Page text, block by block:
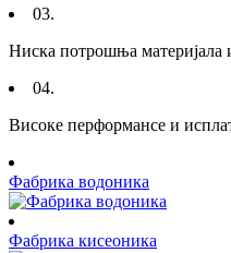
03.
Ниска потрошња материјала
04.
Високе перформансе и
Фабрика водоника
Фабрика кисеоника